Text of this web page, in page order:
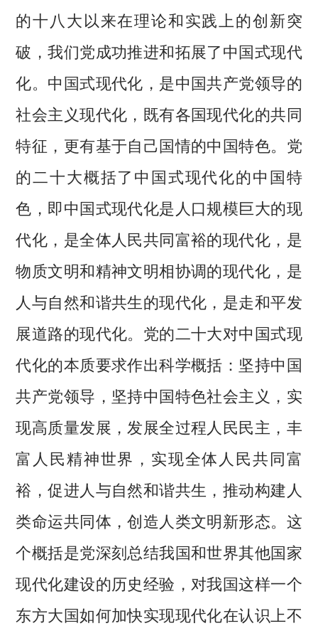
的十八大以来在理论和实践上的创新突
破，我们党成功推进和拓展了中国式现代
化。中国式现代化，是中国共产党领导的
社会主义现代化，既有各国现代化的共同
特征，更有基于自己国情的中国特色。党
的二十大概括了中国式现代化的中国特
色，即中国式现代化是人口规模巨大的现
代化，是全体人民共同富裕的现代化，是
物质文明和精神文明相协调的现代化，是
人与自然和谐共生的现代化，是走和平发
展道路的现代化。党的二十大对中国式现
代化的本质要求作出科学概括：坚持中国
共产党领导，坚持中国特色社会主义，实
现高质量发展，发展全过程人民民主，丰
富人民精神世界，实现全体人民共同富
裕，促进人与自然和谐共生，推动构建人
类命运共同体，创造人类文明新形态。这
个概括是党深刻总结我国和世界其他国家
现代化建设的历史经验，对我国这样一个
东方大国如何加快实现现代化在认识上不